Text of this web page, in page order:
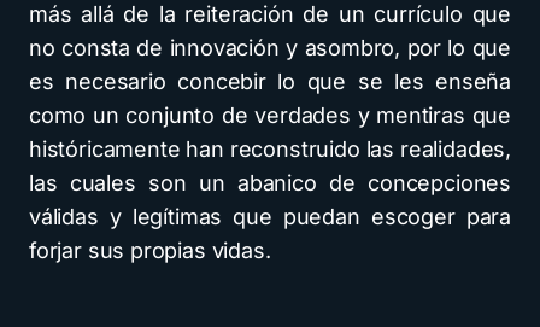
más allá de la reiteración de un currículo que
no consta de innovación y asombro, por lo que
es necesario concebir lo que se les enseña
como un conjunto de verdades y mentiras que
históricamente han reconstruido las realidades,
las cuales son un abanico de concepciones
válidas y legítimas que puedan escoger para
forjar sus propias vidas.